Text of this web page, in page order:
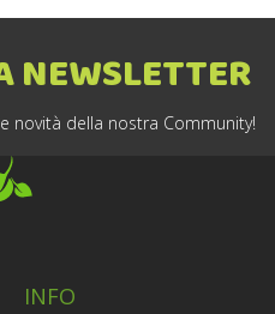
NEWSLETTER
novità della nostra Community!
INFO